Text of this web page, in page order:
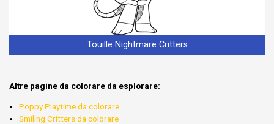
Touille Nightmare Critters
Altre pagine da colorare da esplorare:
Poppy Playtime da colorare
Smiling Critters da colorare